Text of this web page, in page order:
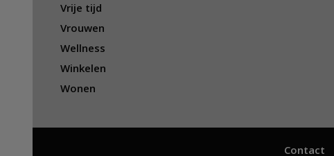
Vrije tijd
Vrouwen
Wellness
Winkelen
Wonen
Contact